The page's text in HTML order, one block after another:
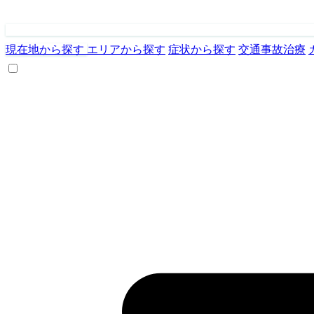
現在地から探す エリアから探す 症状から探す 交通事故治療